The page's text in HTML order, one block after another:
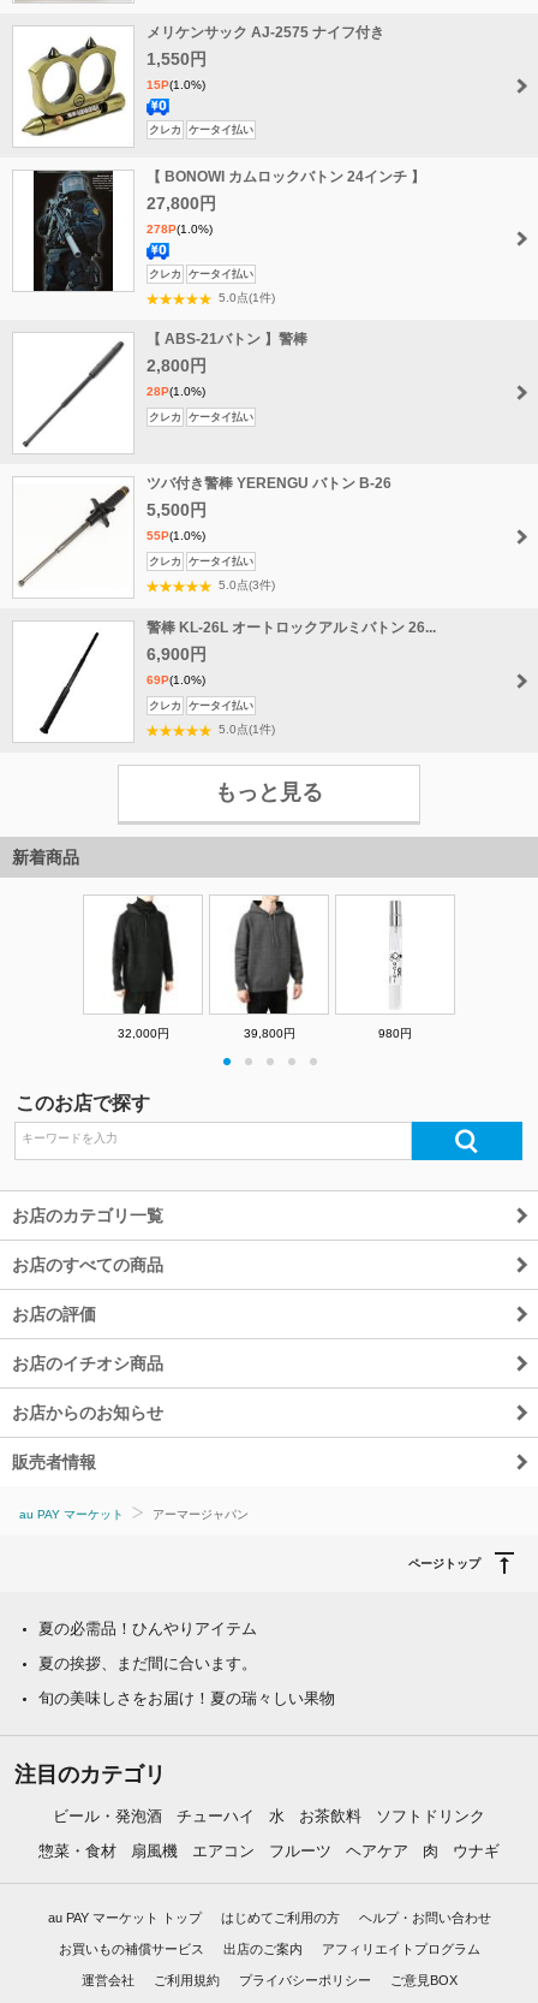
メリケンサック AJ-2575 ナイフ付き
1,550円
15P(1.0%)
送
無
料
クレカ ケータイ払い
【 BONOWI カムロックバトン 24インチ 】
27,800円
278P(1.0%)
送
料
料
クレカ ケータイ払い
5.0点(1件)
【 ABS-21バトン 】警棒
2,800円
28P(1.0%)
クレカ ケータイ払い
ツバ付き警棒 YERENGU バトン B-26
5,500円
55P(1.0%)
クレカ ケータイ払い
5.0点(3件)
警棒 KL-26L オートロックアルミバトン 26...
6,900円
69P(1.0%)
クレカ ケータイ払い
5.0点(1件)
もっと見る
新着商品
32,000円 39,800円 980円
このお店で探す
お店のカテゴリ一覧
お店のすべての商品
お店の評価
お店のイチオシ商品
お店からのお知らせ
販売者情報
au PAY マーケット アーマージャパン
ページトップ
夏の必需品！ひんやりアイテム
夏の挨拶、まだ間に合います。
旬の美味しさをお届け！夏の瑞々しい果物
注目のカテゴリ
ビール・発泡酒 チューハイ 水 お茶飲料
ソフトドリンク
惣菜・食材
扇風機 エアコン フルーツ ヘアケア 肉 ウナギ
au PAY マーケット トップ はじめてご利用の方 ヘルプ・お問い合わせ
お買いもの補償サービス 出店のご案内 アフィリエイトプログラム
運営会社 ご利用規約 プライバシーポリシー ご意見BOX